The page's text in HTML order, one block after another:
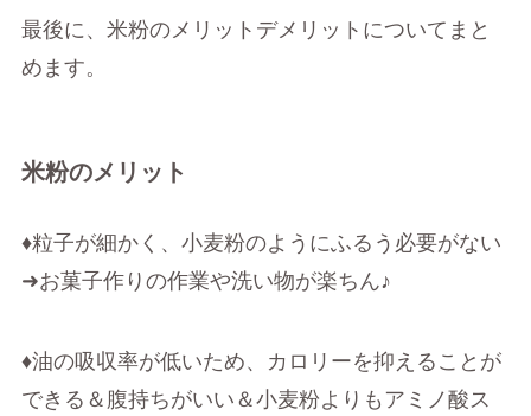
最後に、米粉のメリットデメリットについてまと
めます。
米粉のメリット
♦粒子が細かく、小麦粉のようにふるう必要がない
➜お菓子作りの作業や洗い物が楽ちん♪
♦油の吸収率が低いため、カロリーを抑えることが
できる＆腹持ちがいい＆小麦粉よりもアミノ酸ス